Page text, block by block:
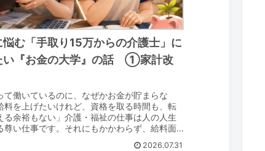
悩む「手取り15万からの介護士」に
い『お金の大学』の話 ①家計改
て働いているのに、なぜかお金が貯まらな
料を上げたいけれど、資格を取る時間も、転
る余裕もない」介護・福祉の仕事は人の人生
尊い仕事です。それにもかかわらず、給料面
さに悩まされてきた方は少なくないはずで
2026.07.31